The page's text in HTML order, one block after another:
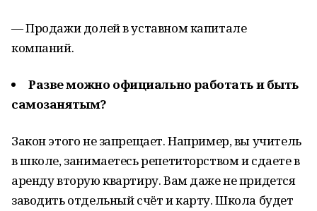
— Продажи долей в уставном капитале
компаний.
Разве можно официально работать и быть
самозанятым?
Закон этого не запрещает. Например, вы учитель
в школе, занимаетесь репетиторством и сдаете в
аренду вторую квартиру. Вам даже не придется
заводить отдельный счёт и карту. Школа будет